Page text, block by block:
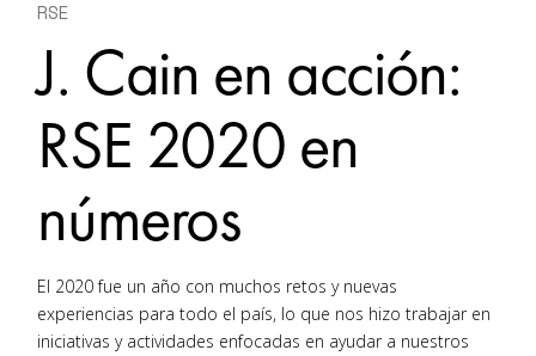
RSE
J. Cain en acción:
RSE 2020 en
números
El 2020 fue un año con muchos retos y nuevas
experiencias para todo el país, lo que nos hizo trabajar en
iniciativas y actividades enfocadas en ayudar a nuestros